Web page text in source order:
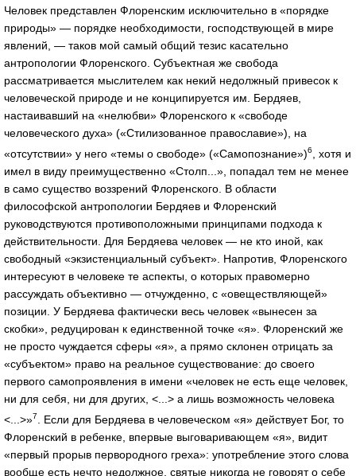
Человек представлен Флоренским исключительно в «порядке
природы» — порядке необходимости, господствующей в мире
явлений, — таков мой самый общий тезис касательно
антропологии Флоренского. Субъектная же свобода
рассматривается мыслителем как некий недолжный привесок к
человеческой природе и не конципируется им. Бердяев,
настаивавший на «нелюбви» Флоренского к «свободе
человеческого духа» («Стилизованное православие»), на
«отсутствии» у него «темы о свободе» («Самопознание»)6
, хотя и
имел в виду преимущественно «Столп...», попадал тем не менее
в само существо воззрений Флоренского. В области
философской антропологии Бердяев и Флоренский
руководствуются противоположными принципами подхода к
действительности. Для Бердяева человек — не кто иной, как
свободный «экзистенциальный субъект». Напротив, Флоренского
интересуют в человеке те аспекты, о которых правомерно
рассуждать объективно — отчужденно, с «овеществляющей»
позиции. У Бердяева фактически весь человек «вынесен за
скобки», редуцирован к единственной точке «я». Флоренский же
не просто чуждается сферы «я», а прямо склонен отрицать за
«субъектом» право на реальное существование: до своего
первого самопроявления в имени «человек не есть еще человек,
ни для себя, ни для других, <...> а лишь возможность человека
<...>»7
. Если для Бердяева в человеческом «я» действует Бог, то
Флоренский в ребенке, впервые выговаривающем «я», видит
«первый прорыв первородного греха»: употребление этого слова
вообще есть нечто недолжное, святые никогда не говорят о себе